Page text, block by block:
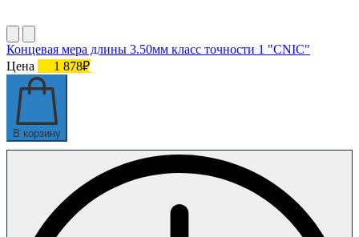
Концевая мера длины 3.50мм класс точности 1 "CNIC"
Цена
1 878₽
В корзину